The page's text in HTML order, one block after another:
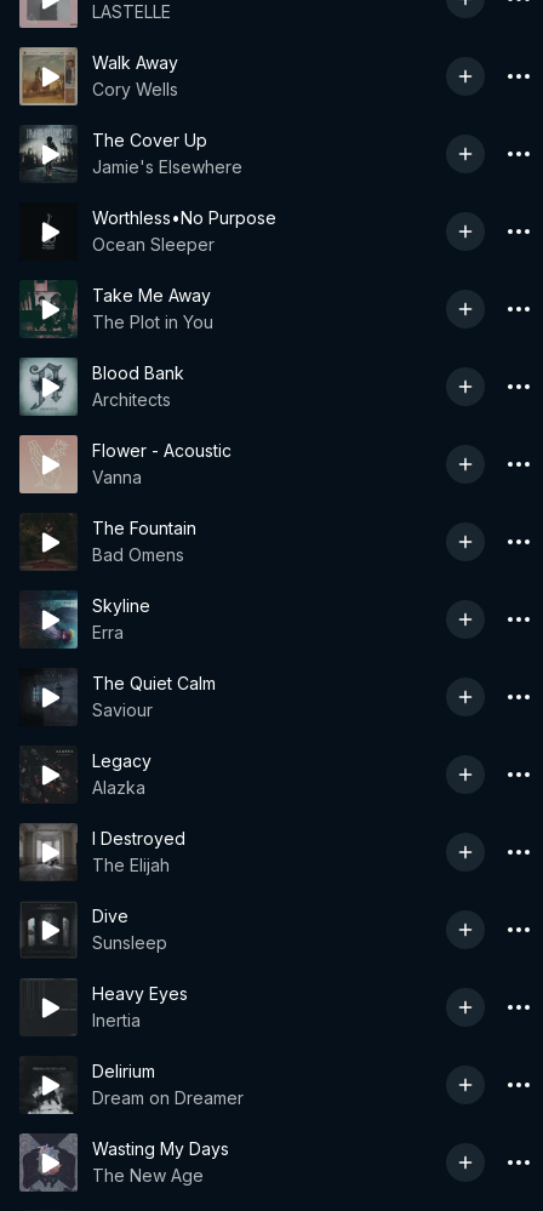
LASTELLE
Walk Away
Cory Wells
The Cover Up
Jamie's Elsewhere
Worthless•No Purpose
Ocean Sleeper
Take Me Away
The Plot in You
Blood Bank
Architects
Flower - Acoustic
Vanna
The Fountain
Bad Omens
Skyline
Erra
The Quiet Calm
Saviour
Legacy
Alazka
I Destroyed
The Elijah
Dive
Sunsleep
Heavy Eyes
Inertia
Delirium
Dream on Dreamer
Wasting My Days
The New Age